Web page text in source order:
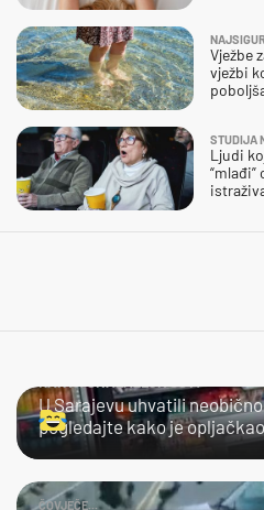
Vježbe
vježbi
STUDIJA
Ljudi
U Sarajevu uhvatili
pogledajte kako je
ČOVJEČE...